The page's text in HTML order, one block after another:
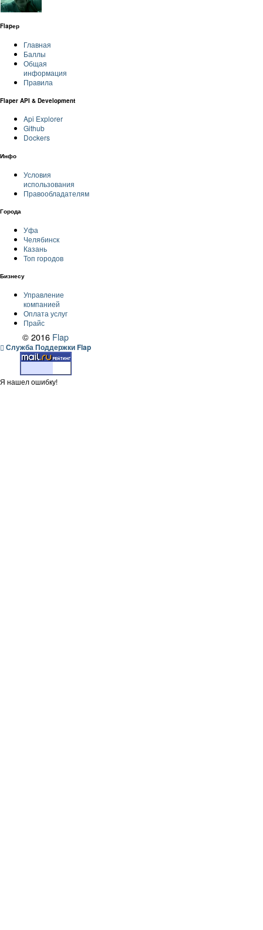
Flapер
Главная
Баллы
Общая
информация
Правила
Flaper API & Development
Api Explorer
Github
Dockers
Инфо
Условия
использования
Правообладателям
Города
Уфа
Челябинск
Казань
Топ городов
Бизнесу
Управление
компанией
Оплата услуг
Прайс
© 2016 Flap
Служба Поддержки Flap
Я нашел ошибку!